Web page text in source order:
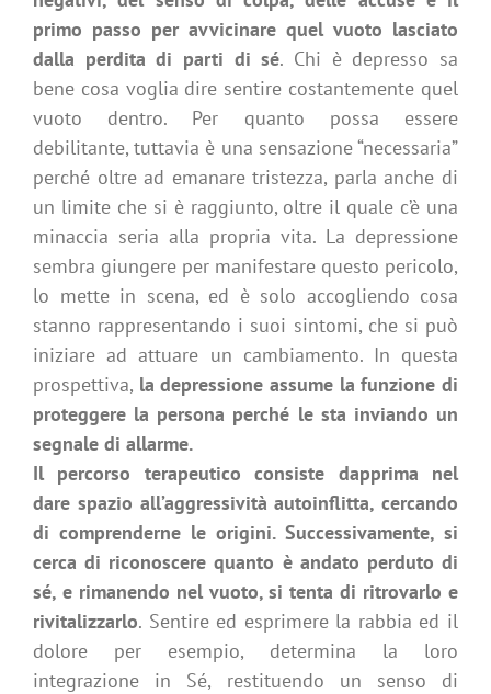
primo passo per avvicinare quel vuoto lasciato
dalla perdita di parti di sé. Chi è depresso sa
bene cosa voglia dire sentire costantemente quel
vuoto dentro. Per quanto possa essere
debilitante, tuttavia è una sensazione “necessaria”
perché oltre ad emanare tristezza, parla anche di
un limite che si è raggiunto, oltre il quale c’è una
minaccia seria alla propria vita. La depressione
sembra giungere per manifestare questo pericolo,
lo mette in scena, ed è solo accogliendo cosa
stanno rappresentando i suoi sintomi, che si può
iniziare ad attuare un cambiamento. In questa
prospettiva, la depressione assume la funzione di
proteggere la persona perché le sta inviando un
segnale di allarme.
Il percorso terapeutico consiste dapprima nel
dare spazio all’aggressività autoinflitta, cercando
di comprenderne le origini. Successivamente, si
cerca di riconoscere quanto è andato perduto di
sé, e rimanendo nel vuoto, si tenta di ritrovarlo e
rivitalizzarlo. Sentire ed esprimere la rabbia ed il
dolore per esempio, determina la loro
integrazione in Sé, restituendo un senso di